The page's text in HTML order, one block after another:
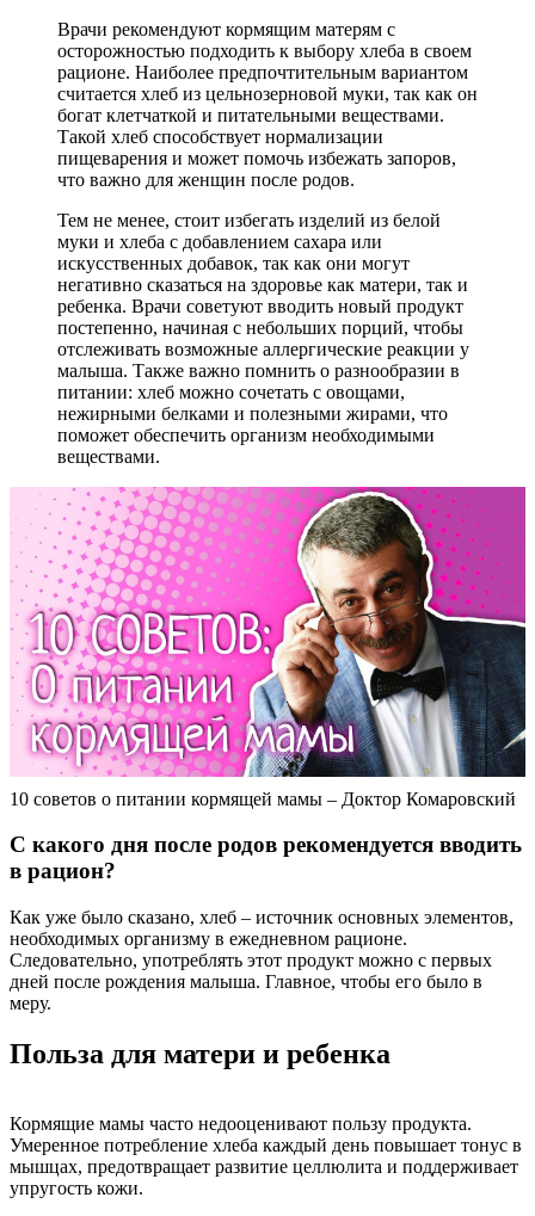
Врачи рекомендуют кормящим матерям с
осторожностью подходить к выбору хлеба в своем
рационе. Наиболее предпочтительным вариантом
считается хлеб из цельнозерновой муки, так как он
богат клетчаткой и питательными веществами.
Такой хлеб способствует нормализации
пищеварения и может помочь избежать запоров,
что важно для женщин после родов.
Тем не менее, стоит избегать изделий из белой
муки и хлеба с добавлением сахара или
искусственных добавок, так как они могут
негативно сказаться на здоровье как матери, так и
ребенка. Врачи советуют вводить новый продукт
постепенно, начиная с небольших порций, чтобы
отслеживать возможные аллергические реакции у
малыша. Также важно помнить о разнообразии в
питании: хлеб можно сочетать с овощами,
нежирными белками и полезными жирами, что
поможет обеспечить организм необходимыми
веществами.
10 советов о питании кормящей мамы – Доктор Комаровский
С какого дня после родов рекомендуется вводить
в рацион?
Как уже было сказано, хлеб – источник основных элементов,
необходимых организму в ежедневном рационе.
Следовательно, употреблять этот продукт можно с первых
дней после рождения малыша. Главное, чтобы его было в
меру.
Польза для матери и ребенка
Кормящие мамы часто недооценивают пользу продукта.
Умеренное потребление хлеба каждый день повышает тонус в
мышцах, предотвращает развитие целлюлита и поддерживает
упругость кожи.